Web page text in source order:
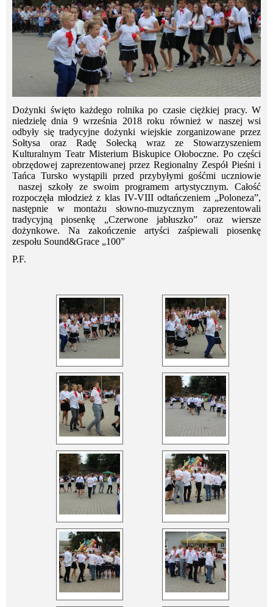
Dożynki święto każdego rolnika po czasie ciężkiej pracy. W
niedzielę dnia 9 września 2018 roku również w naszej wsi
odbyły się tradycyjne dożynki wiejskie zorganizowane przez
Sołtysa oraz Radę Sołecką wraz ze Stowarzyszeniem
Kulturalnym Teatr Misterium Biskupice Ołoboczne. Po części
obrzędowej zaprezentowanej przez Regionalny Zespół Pieśni i
Tańca Tursko wystąpili przed przybyłymi gośćmi uczniowie
naszej szkoły ze swoim programem artystycznym. Całość
rozpoczęła młodzież z klas IV-VIII odtańczeniem „Poloneza”,
następnie w montażu słowno-muzycznym zaprezentowali
tradycyjną piosenkę „Czerwone jabłuszko” oraz wiersze
dożynkowe. Na zakończenie artyści zaśpiewali piosenkę
zespołu Sound&Grace „100”
P.F.